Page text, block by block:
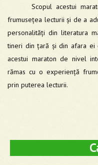
Scopul acestui
frumusețea lecturii și de a
personalități din literatura
tineri din țară și din afara ei
acestui maraton de nivel
rămas cu o experiență
prin puterea lecturii.